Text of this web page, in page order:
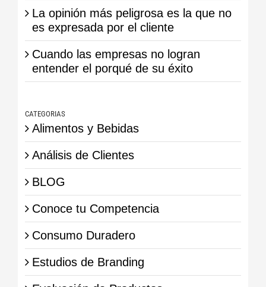
La opinión más peligrosa es la que no
es expresada por el cliente
Cuando las empresas no logran
entender el porqué de su éxito
CATEGORIAS
Alimentos y Bebidas
Análisis de Clientes
BLOG
Conoce tu Competencia
Consumo Duradero
Estudios de Branding